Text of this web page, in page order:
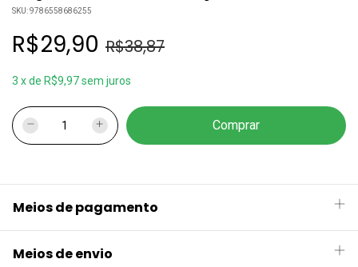
SKU:9786558686255
R$29,90 R$38,87
3 xde R$9,97sem juros
Meios de pagamento
Meios de envio